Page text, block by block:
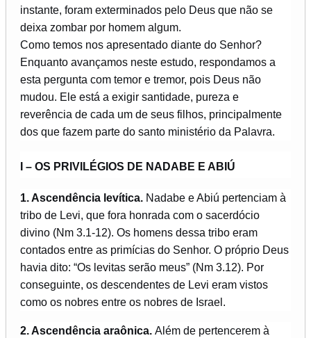
instante, foram exterminados pelo Deus que não se
deixa zombar por homem algum.
Como temos nos apresentado diante do Senhor?
Enquanto avançamos neste estudo, respondamos a
esta pergunta com temor e tremor, pois Deus não
mudou. Ele está a exigir santidade, pureza e
reverência de cada um de seus filhos, principalmente
dos que fazem parte do santo ministério da Palavra.
I – OS PRIVILÉGIOS DE NADABE E ABIÚ
1. Ascendência levítica. Nadabe e Abiú pertenciam à
tribo de Levi, que fora honrada com o sacerdócio
divino (Nm 3.1-12). Os homens dessa tribo eram
contados entre as primícias do Senhor. O próprio Deus
havia dito: “Os levitas serão meus” (Nm 3.12). Por
conseguinte, os descendentes de Levi eram vistos
como os nobres entre os nobres de Israel.
2. Ascendência araônica. Além de pertencerem à